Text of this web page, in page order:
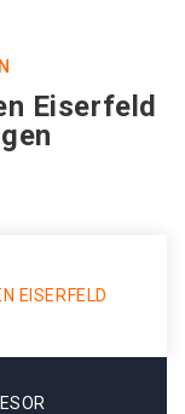
Eiserfeld
EISERFELD